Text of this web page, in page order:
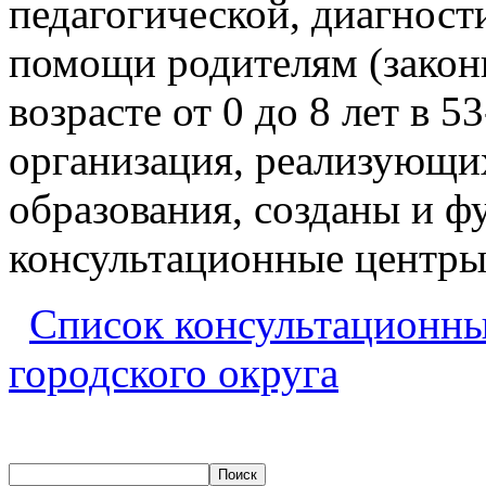
педагогической,
помощи родителям
возрасте от 0 до 8 лет в
организация,
образования, созданы и
консультационные
Список
городского округа